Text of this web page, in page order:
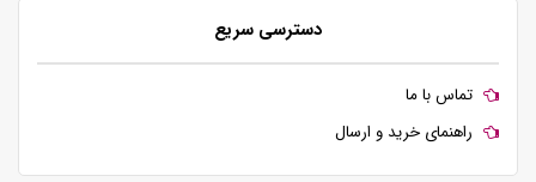
دسترسی سریع
تماس با ما
راهنمای خرید و ارسال